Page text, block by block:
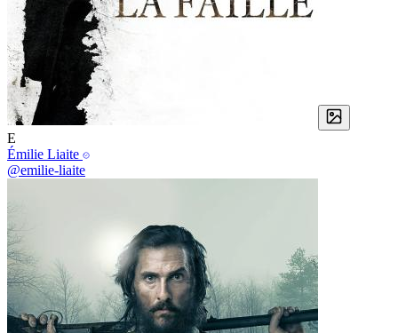
E
Émilie Liaite
@emilie-liaite